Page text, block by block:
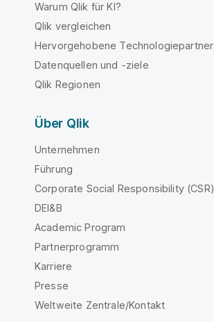
Warum Qlik für KI?
Qlik vergleichen
Hervorgehobene Technologiepartner
Datenquellen und -ziele
Qlik Regionen
Über Qlik
Unternehmen
Führung
Corporate Social Responsibility (CSR)
DEI&B
Academic Program
Partnerprogramm
Karriere
Presse
Weltweite Zentrale/Kontakt